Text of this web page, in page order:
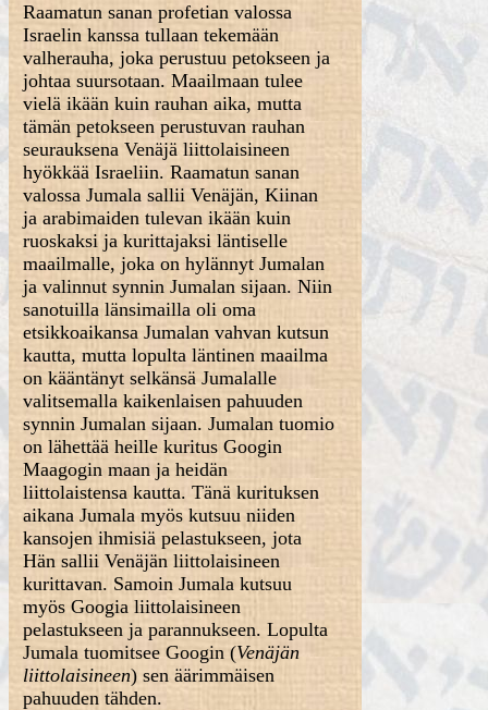
Raamatun sanan profetian valossa
Israelin kanssa tullaan tekemään
valherauha, joka perustuu petokseen ja
johtaa suursotaan. Maailmaan tulee
vielä ikään kuin rauhan aika, mutta
tämän petokseen perustuvan rauhan
seurauksena Venäjä liittolaisineen
hyökkää Israeliin. Raamatun sanan
valossa Jumala sallii Venäjän, Kiinan
ja arabimaiden tulevan ikään kuin
ruoskaksi ja kurittajaksi läntiselle
maailmalle, joka on hylännyt Jumalan
ja valinnut synnin Jumalan sijaan. Niin
sanotuilla länsimailla oli oma
etsikkoaikansa Jumalan vahvan kutsun
kautta, mutta lopulta läntinen maailma
on kääntänyt selkänsä Jumalalle
valitsemalla kaikenlaisen pahuuden
synnin Jumalan sijaan. Jumalan tuomio
on lähettää heille kuritus Googin
Maagogin maan ja heidän
liittolaistensa kautta. Tänä kurituksen
aikana Jumala myös kutsuu niiden
kansojen ihmisiä pelastukseen, jota
Hän sallii Venäjän liittolaisineen
kurittavan. Samoin Jumala kutsuu
myös Googia liittolaisineen
pelastukseen ja parannukseen. Lopulta
Jumala tuomitsee Googin (Venäjän
liittolaisineen) sen äärimmäisen
pahuuden tähden.